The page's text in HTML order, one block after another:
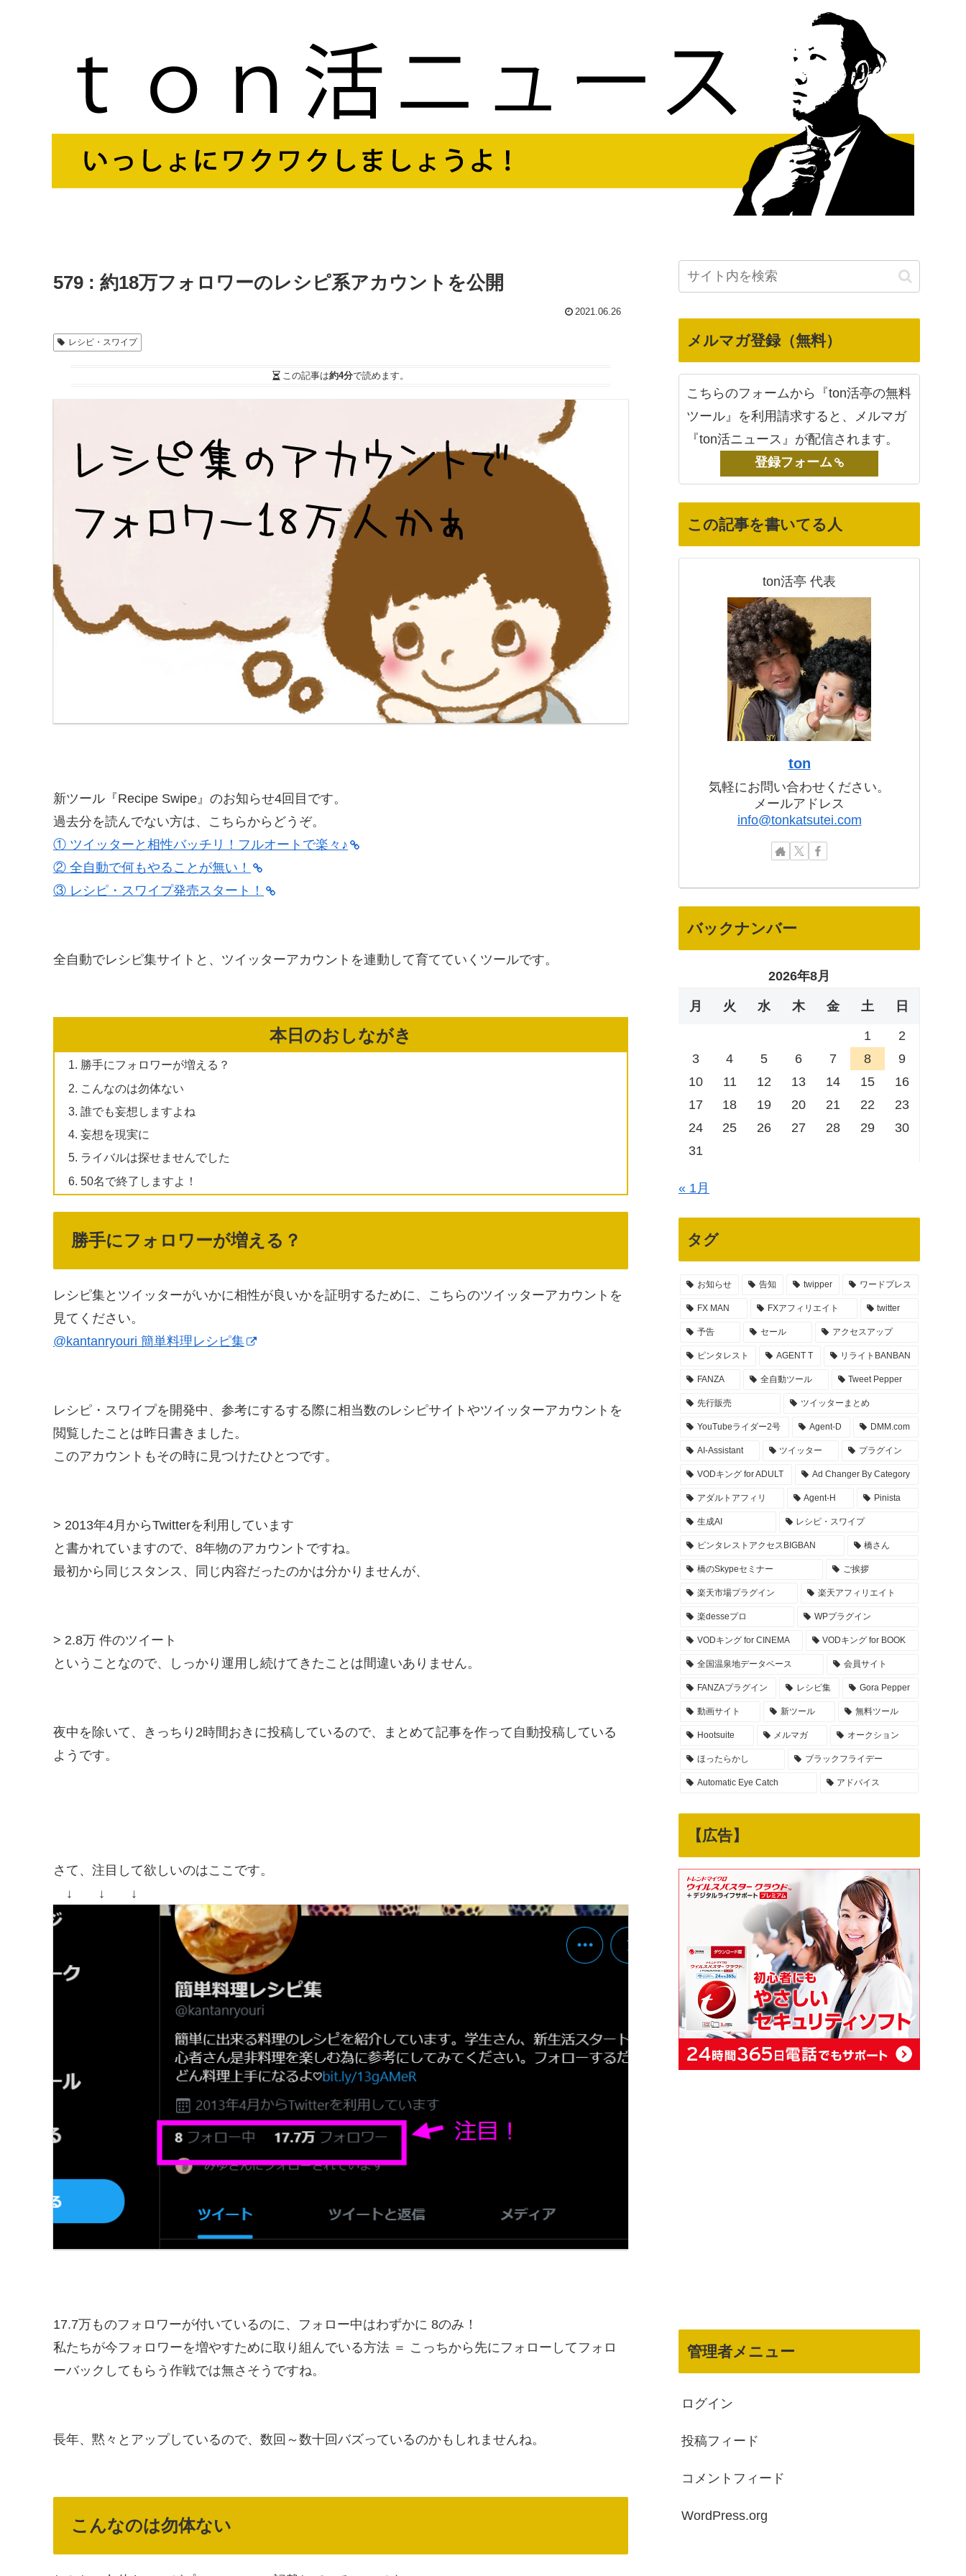
579 : 約18万フォロワーのレシピ系アカウントを公開
2021.06.26
レシピ・スワイプ
この記事は約4分で読めます。
新ツール『Recipe Swipe』のお知らせ4回目です。
過去分を読んでない方は、こちらからどうぞ。
① ツイッターと相性バッチリ！フルオートで楽々♪
② 全自動で何もやることが無い！
③ レシピ・スワイプ発売スタート！
全自動でレシピ集サイトと、ツイッターアカウントを連動して育てていくツールです。
本日のおしながき
勝手にフォロワーが増える？
こんなのは勿体ない
誰でも妄想しますよね
妄想を現実に
ライバルは探せませんでした
50名で終了しますよ！
勝手にフォロワーが増える？
レシピ集とツイッターがいかに相性が良いかを証明するために、こちらのツイッターアカウントを
見てください。
@kantanryouri 簡単料理レシピ集
レシピ・スワイプを開発中、参考にするする際に相当数のレシピサイトやツイッターアカウントを
閲覧したことは昨日書きました。
このアカウントもその時に見つけたひとつです。
> 2013年4月からTwitterを利用しています
と書かれていますので、8年物のアカウントですね。
最初から同じスタンス、同じ内容だったのかは分かりませんが、
> 2.8万 件のツイート
ということなので、しっかり運用し続けてきたことは間違いありません。
夜中を除いて、きっちり2時間おきに投稿しているので、まとめて記事を作って自動投稿している
ようです。
さて、注目して欲しいのはここです。
↓ ↓ ↓
17.7万ものフォロワーが付いているのに、フォロー中はわずかに 8のみ！
私たちが今フォロワーを増やすために取り組んでいる方法 ＝ こっちから先にフォローしてフォロ
ーバックしてもらう作戦では無さそうですね。
長年、黙々とアップしているので、数回～数十回バズっているのかもしれませんね。
こんなのは勿体ない
メルマガ登録（無料）
こちらのフォームから『ton活亭の無料
ツール』を利用請求すると、メルマガ
『ton活ニュース』が配信されます。
登録フォーム
この記事を書いてる人
ton活亭 代表
ton
気軽にお問い合わせください。
メールアドレス
info@tonkatsutei.com
バックナンバー
2026年8月
月 火 水 木 金 土 日
1
2
3
4 5 6 7 8
9
10
11 12 13 14 15
16
17
18 19 20 21 22
23
24
25 26 27 28 29
30
31
« 1月
タグ
お知らせ 告知 twipper ワードプレス
FX MAN FXアフィリエイト twitter
予告 セール アクセスアップ
ピンタレスト AGENT T リライトBANBAN
FANZA 全自動ツール Tweet Pepper
先行販売 ツイッターまとめ
YouTubeライダー2号 Agent-D DMM.com
AI-Assistant ツイッター プラグイン
VODキング for ADULT Ad Changer By Category
アダルトアフィリ Agent-H Pinista
生成AI レシピ・スワイプ
ピンタレストアクセスBIGBAN 橋さん
橋のSkypeセミナー ご挨拶
楽天市場プラグイン 楽天アフィリエイト
楽desseプロ WPプラグイン
VODキング for CINEMA VODキング for BOOK
全国温泉地データベース 会員サイト
FANZAプラグイン レシピ集 Gora Pepper
動画サイト 新ツール 無料ツール
Hootsuite メルマガ オークション
ほったらかし ブラックフライデー
Automatic Eye Catch アドバイス
【広告】
管理者メニュー
ログイン
投稿フィード
コメントフィード
WordPress.org